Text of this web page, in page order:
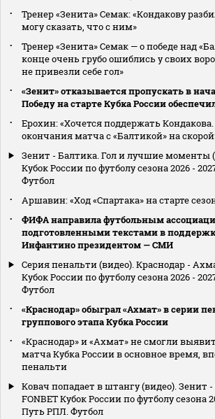
Тренер «Зенита» Семак: «Кондакову
могу сказать, что с ним»
Тренер «Зенита» Семак — о победе над
конце очень грубо ошиблись у своих
не привезли себе гол»
«Зенит» отказывается пропускать в
Победу на старте Кубка России
Ерохин: «Хочется поддержать
окончания матча с «Балтикой» на
Зенит - Балтика. Гол и лучшие моменты
Кубок России по футболу сезона 2026 -
Футбол
Аршавин: «Ход «Спартака» на старте
ФИФА направила футбольным
подготовленными текстами в
Инфантино президентом — СМИ
Серия пенальти (видео). Краснодар -
Кубок России по футболу сезона 2026 -
Футбол
«Краснодар» обыграл «Ахмат» в серии
группового этапа Кубка России
«Краснодар» и «Ахмат» не смогли
матча Кубка России в основное время,
пенальти
Ковач попадает в штангу (видео). Зенит
FONBET Кубок России по футболу сезона
Путь РПЛ. Футбол